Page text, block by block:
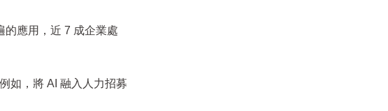
的應用，近 7 成企業處
如，將 AI 融入人力招募